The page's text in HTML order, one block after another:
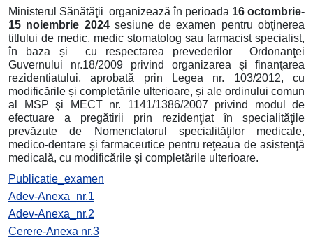
Ministerul Sănătăţii organizează în perioada 16 octombrie-
15 noiembrie 2024sesiune de examen pentru obţinerea
titlului de medic, medic stomatolog sau farmacist specialist,
în baza și cu respectarea prevederilor Ordonanţei
Guvernului nr.18/2009 privind organizarea şi finanţarea
rezidentiatului, aprobată prin Legea nr. 103/2012, cu
modificările și completările ulterioare, și ale ordinului comun
al MSP şi MECT nr. 1141/1386/2007 privind modul de
efectuare a pregătirii prin rezidenţiat în specialităţile
prevăzute de Nomenclatorul specialităţilor medicale,
medico-dentare şi farmaceutice pentru reţeaua de asistenţă
medicală, cu modificările și completările ulterioare.
Publicatie_examen
Adev-Anexa_nr.1
Adev-Anexa_nr.2
Cerere-Anexa nr.3